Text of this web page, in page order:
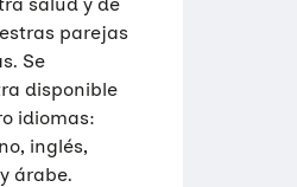
parejas
Se
disponible
idiomas:
inglés,
árabe.